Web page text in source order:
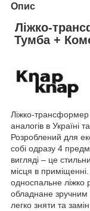
Опис
Ліжко-
Тумба +
Ліжко-трансформер
аналогів в Україні та
Розроблений для
собі одразу 4
вигляді – це
місця в
односпальне ліжко
обладнане зручним
легко зняти та